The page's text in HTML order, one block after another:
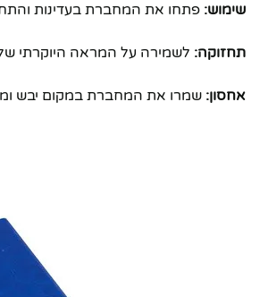
שימוש: פתחו את המחברת בעדינות
תחזוקה: לשמירה על המראה היוקרתי
אחסון: שמרו את המחברת במקום יבש